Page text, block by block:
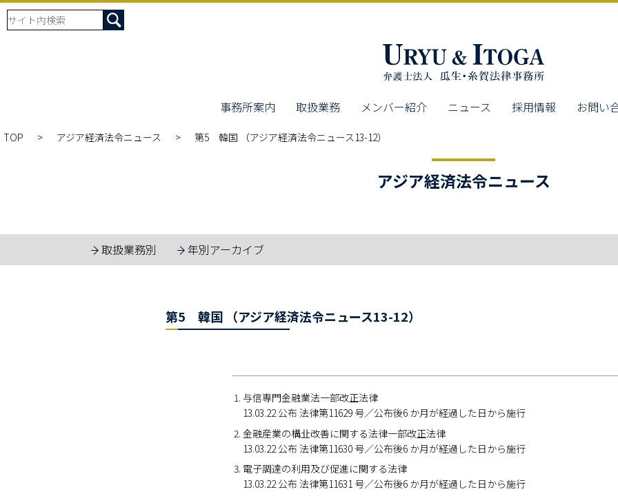
事務所案内 取扱業務 メンバー紹介 ニュース 採用情報 お問い
TOP アジア経済法令ニュース 第5 韓国 （アジア経済法令ニュース13-12）
アジア経済法令ニュース
取扱業務別 年別アーカイブ
第5 韓国 （アジア経済法令ニュース13-12）
与信専門金融業法一部改正法律
13.03.22 公布 法律第11629 号／公布後6 か月が経過した日から施行
金融産業の構㐀改善に関する法律一部改正法律
13.03.22 公布 法律第11630 号／公布後6 か月が経過した日から施行
電子調達の利用及び促進に関する法律
13.03.22 公布 法律第11631 号／公布後6 か月が経過した日から施行